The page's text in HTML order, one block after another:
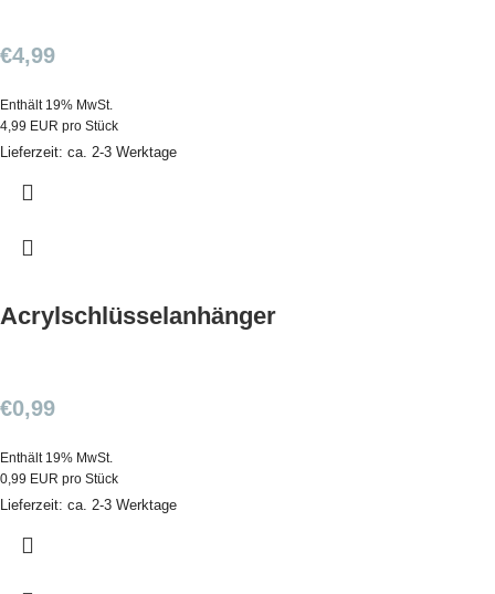
€4,99
Enthält 19% MwSt.
4,99 EUR pro Stück
Lieferzeit: ca. 2-3 Werktage
Acrylschlüsselanhänger
€0,99
Enthält 19% MwSt.
0,99 EUR pro Stück
Lieferzeit: ca. 2-3 Werktage